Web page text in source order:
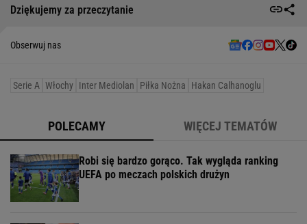
Dziękujemy za przeczytanie
Obserwuj nas
Serie A Włochy Inter Mediolan Piłka Nożna Hakan Calhanoglu
POLECAMY WIĘCEJ TEMATÓW
Robi się bardzo gorąco. Tak wygląda ranking
UEFA po meczach polskich drużyn